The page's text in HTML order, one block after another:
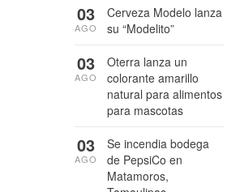
Cerveza Modelo lanza
su “Modelito”
03
AGO
Oterra lanza un
colorante amarillo
natural para alimentos
para mascotas
03
AGO
Se incendia bodega
de PepsiCo en
Matamoros,
03
AGO